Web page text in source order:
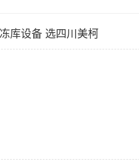
库设备 选四川美柯